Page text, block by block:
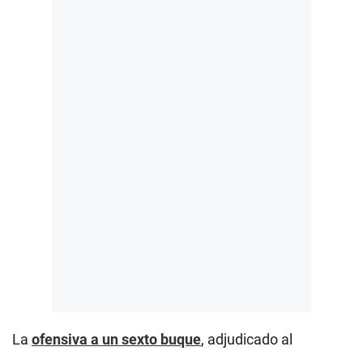
La ofensiva a un sexto buque, adjudicado al